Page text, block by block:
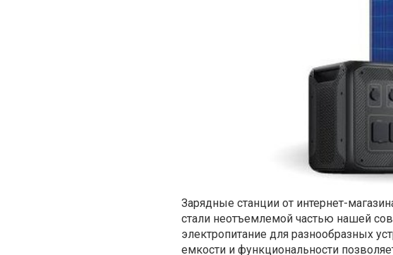
Зарядные станции от интернет-
стали неотъемлемой частью нашей
электропитание для разнообразных
емкости и функциональности